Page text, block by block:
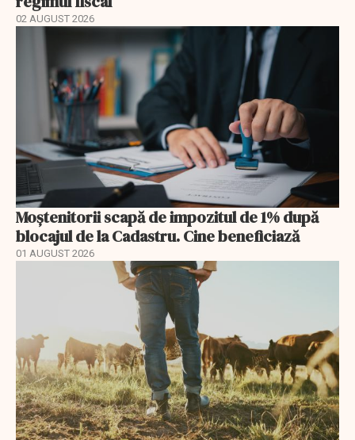
02 AUGUST 2026
Moștenitorii scapă de impozitul de 1% după
blocajul de la Cadastru. Cine beneficiază
01 AUGUST 2026